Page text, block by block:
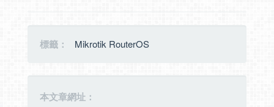
標籤： Mikrotik RouterOS
本文章網址：